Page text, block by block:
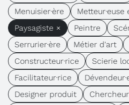
Menuisier·ère
Metteur·euse
Paysagiste ×
Peintre
Serrurier·ère
Métier d'art
Constructeur·rice
Scierie
Facilitateur·rice
Designer produit